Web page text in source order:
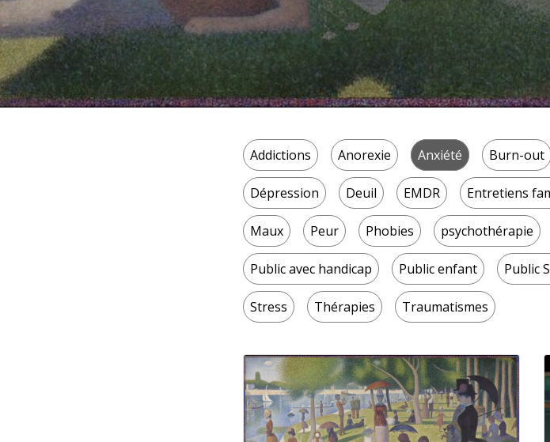
Addictions Anorexie Anxiété Burn-out
Dépression Deuil EMDR Entretiens
Maux Peur Phobies psychothérapie
Public avec handicap Public enfant Public
Stress Thérapies Traumatismes